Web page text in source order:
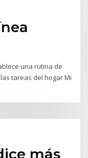
una rutina de
tareas del hogar Mi
más